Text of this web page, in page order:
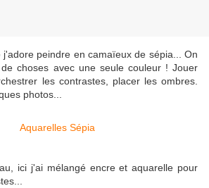
peindre en camaïeux de sépia... On
choses avec une seule couleur ! Jouer
les contrastes, placer les ombres.
photos...
ici j'ai mélangé encre et aquarelle pour